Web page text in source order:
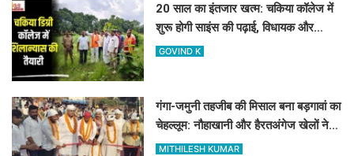
20 साल का इंतजार खत्म: चकिया कॉलेज में
शुरू होगी साइंस की पढ़ाई, विधायक और
जिलाध्यक्ष ने किया शिलान्यास स्थल का दौरा
GOVIND K
गंगा-जमुनी तहजीब की मिसाल बना बड़गावां का
चेहल्लूम: नौहाखानी और हैरतअंगेज खेलों ने
बांधा समां
MITHILESH KUMAR